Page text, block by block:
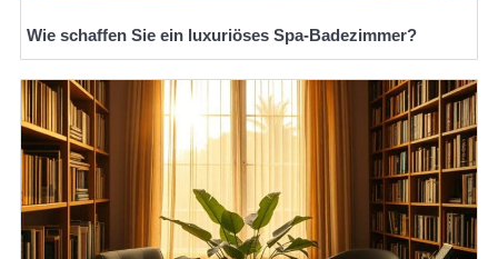
Wie schaffen Sie ein luxuriöses Spa-Badezimmer?